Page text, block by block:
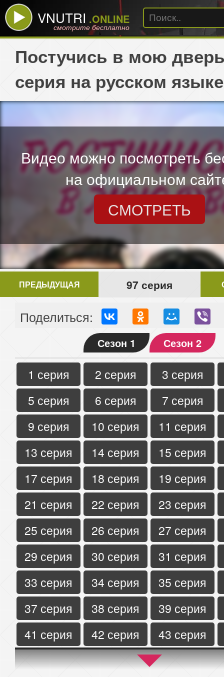
VNUTRI .ONLINE
смотрите бесплатно
Постучись в мою
серия на русском языке
Видео можно посмотреть
на официальном
СМОТРЕТЬ
ПРЕДЫДУЩАЯ 97 серия
Поделиться:
Сезон 1 Сезон 2
1 серия 2 серия
3 серия
5 серия
6 серия
7 серия
9 серия
10 серия
11 серия
13 серия
14 серия
15 серия
17 серия
18 серия
19 серия
21 серия
22 серия
23 серия
25 серия
26 серия
27 серия
29 серия
30 серия
31 серия
33 серия
34 серия
35 серия
37 серия
38 серия
39 серия
41 серия
42 серия
43 серия
45 серия
46 серия
47 серия